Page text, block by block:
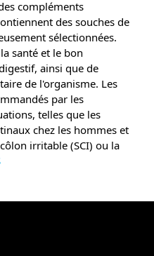
compléments
des souches de
sélectionnées.
santé et le bon
ainsi que de
de l'organisme. Les
par les
telles que les
chez les hommes et
irritable (SCI) ou la